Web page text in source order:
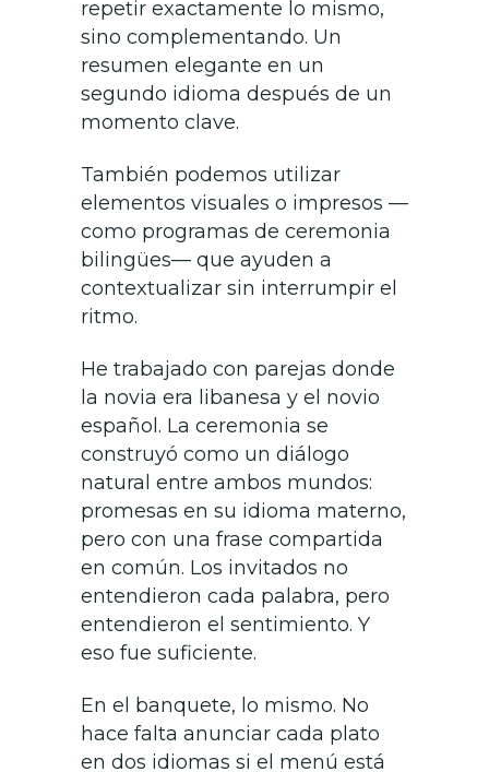
repetir exactamente lo mismo,
sino complementando. Un
resumen elegante en un
segundo idioma después de un
momento clave.
También podemos utilizar
elementos visuales o impresos —
como programas de ceremonia
bilingües— que ayuden a
contextualizar sin interrumpir el
ritmo.
He trabajado con parejas donde
la novia era libanesa y el novio
español. La ceremonia se
construyó como un diálogo
natural entre ambos mundos:
promesas en su idioma materno,
pero con una frase compartida
en común. Los invitados no
entendieron cada palabra, pero
entendieron el sentimiento. Y
eso fue suficiente.
En el banquete, lo mismo. No
hace falta anunciar cada plato
en dos idiomas si el menú está